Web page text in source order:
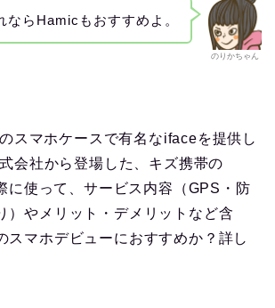
のりかちゃん
ならHamicもおすすめよ。
スマホケースで有名なifaceを提供し
会社から登場した、キズ携帯の
に使って、サービス内容（GPS・防
）やメリット・デメリットなど含
スマホデビューにおすすめか？詳し